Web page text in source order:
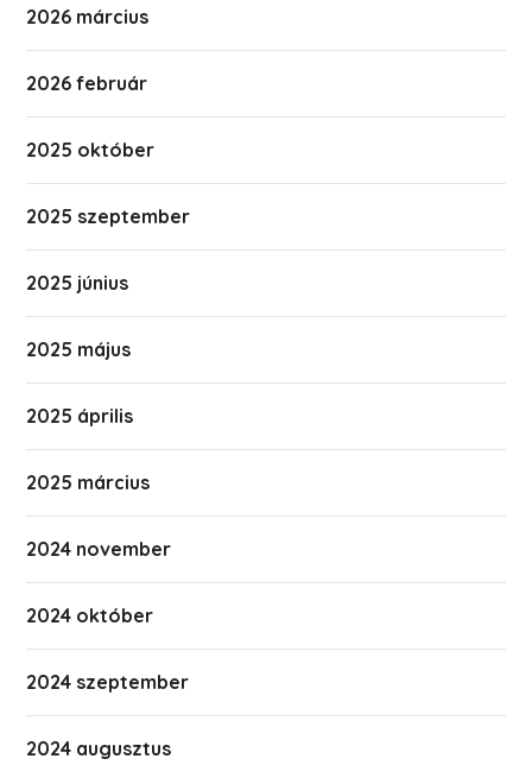
2026 március
2026 február
2025 október
2025 szeptember
2025 június
2025 május
2025 április
2025 március
2024 november
2024 október
2024 szeptember
2024 augusztus